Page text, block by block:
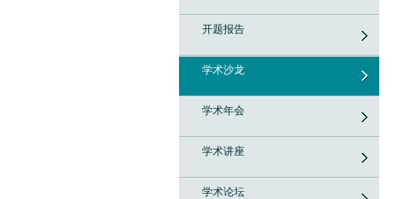
开题报告
学术沙龙
学术年会
学术讲座
学术论坛